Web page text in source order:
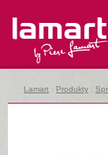
Lamart
Lamart Produkty